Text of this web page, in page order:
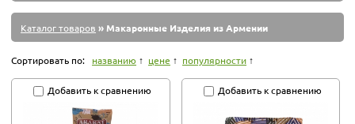
Каталог товаров » Макаронные Изделия из Армении
Сортировать по: названию цене популярности
Добавить к сравнению Добавить к сравнению